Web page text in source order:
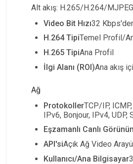
Alt akış: H.265/H.264/MJPEG
Video Bit Hızı32
H.264 TipiTemel Profil/
H.265 TipiAna Profil
İlgi Alanı (ROI)Ana akış
Ağ
ProtokollerTCP/IP, ICMP,
IPv6, Bonjour, IPv4, UDP,
Eşzamanlı Canlı
API'siAçık Ağ Video
Kullanıcı/Ana Bilgisayar